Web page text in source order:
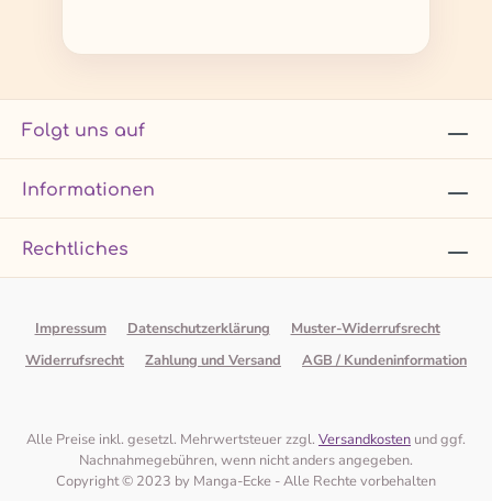
Folgt uns auf
Informationen
Rechtliches
Impressum Datenschutzerklärung
Muster-Widerrufsrecht
Widerrufsrecht
Zahlung und Versand AGB / Kundeninformation
Alle Preise inkl. gesetzl. Mehrwertsteuer zzgl. Versandkosten und ggf.
Nachnahmegebühren, wenn nicht anders angegeben.
Copyright © 2023 by Manga-Ecke - Alle Rechte vorbehalten